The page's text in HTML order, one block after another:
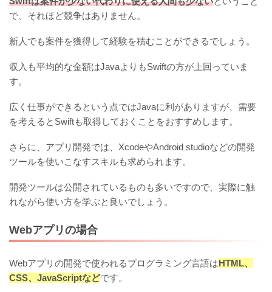
で、それほど競争はありません。
新人でも案件を獲得して経験を積むことができるでしょう。
収入も平均的な金額はJavaよりもSwiftの方が上回っていま
す。
広く仕事ができるという点ではJavaに利がありますが、需要
を考えるとSwiftも取得しておくことをおすすめします。
さらに、アプリ開発では、XcodeやAndroid studioなどの開発
ツールを使いこなすスキルも求められます。
開発ツールは公開されているものも多いですので、実際に触
れながら使い方を学ぶと良いでしょう。
Webアプリの場合
Webアプリの開発で使われるプログラミング言語は HTML、
CSS、JavaScriptなどです。